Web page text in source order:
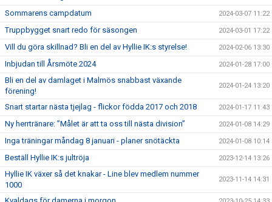
Sommarens campdatum 2024-03-07 11:22
Truppbygget snart redo för säsongen 2024-03-01 17:22
Vill du göra skillnad? Bli en del av Hyllie IK:s styrelse! 2024-02-06 13:30
Inbjudan till Årsmöte 2024 2024-01-28 17:00
Bli en del av damlaget i Malmös snabbast växande
förening!
2024-01-24 13:20
Snart startar nästa tjejlag - flickor födda 2017 och 2018 2024-01-17 11:43
Ny herrtränare: ”Målet är att ta oss till nästa division” 2024-01-08 14:29
Inga träningar måndag 8 januari - planer snötäckta 2024-01-08 10:14
Beställ Hyllie IK:s jultröja 2023-12-14 13:26
Hyllie IK växer så det knakar - Line blev medlem nummer
1000
2023-11-14 14:31